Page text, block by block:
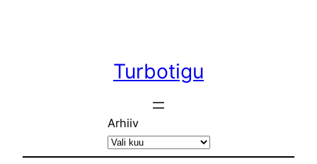
Turbotigu
Arhiiv